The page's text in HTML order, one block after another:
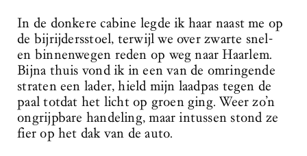
In de donkere cabine legde ik haar naast me op
de bijrijdersstoel, terwijl we over zwarte snel-
en binnenwegen reden op weg naar Haarlem.
Bijna thuis vond ik in een van de omringende
straten een lader, hield mijn laadpas tegen de
paal totdat het licht op groen ging. Weer zo’n
ongrijpbare handeling, maar intussen stond ze
fier op het dak van de auto.